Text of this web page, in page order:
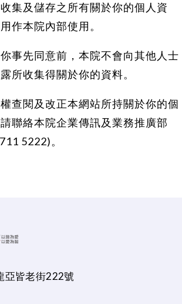
集及儲存之所有關於你的個人資
作本院內部使用。
事先同意前，本院不會向其他人士
所收集得關於你的資料。
查閱及改正本網站所持關於你的個
聯絡本院企業傳訊及業務推廣部
5222)。
亞皆老街222號